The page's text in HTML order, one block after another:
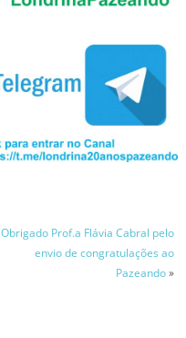
Obrigado Prof.a Flávia Cabral pelo
envio de congratulações ao
Pazeando»